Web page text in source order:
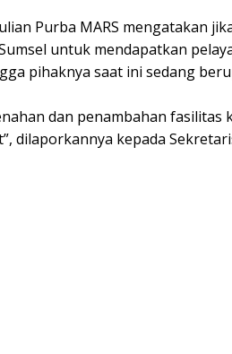
Purba MARS mengatakan
untuk mendapatkan
pihaknya saat ini sedang
dan penambahan
dilaporkannya kepada